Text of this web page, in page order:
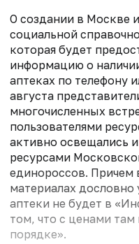
О создании в Москве
социальной
которая будет
информацию о
аптеках по телефону
августа
многочисленных
пользователями
активно освещались
ресурсами
единороссов.
материалах дословно
аптеки не будет в
том, что с ценами
порядке».